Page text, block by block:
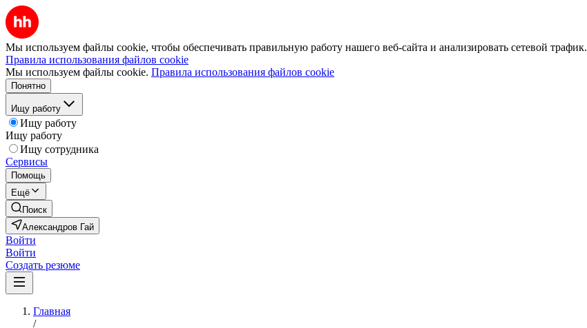
Мы используем файлы cookie, чтобы обеспечивать правильную работу нашего веб-сайта и анализировать сетевой трафик.
Правила использования файлов cookie
Мы используем файлы cookie. Правила использования файлов cookie
Понятно
Ищу работу
Ищу работу
Ищу работу
Ищу сотрудника
Сервисы
Помощь
Ещё
Поиск
Александров Гай
Войти
Войти
Создать резюме
Главная
/